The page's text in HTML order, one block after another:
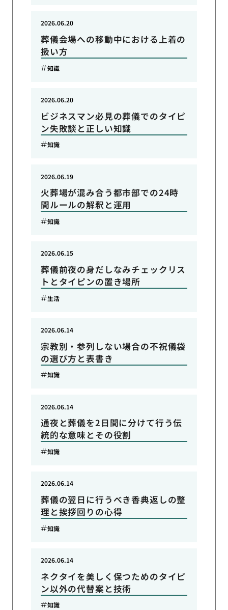
葬儀会場への移動中における上着の
扱い方
2026.06.20
知識
ビジネスマン必見の葬儀でのタイピ
ン失敗談と正しい知識
2026.06.20
知識
火葬場が混み合う都市部での24時
間ルールの解釈と運用
2026.06.19
知識
葬儀前夜の身だしなみチェックリス
トとタイピンの置き場所
2026.06.15
生活
宗教別・参列しない場合の不祝儀袋
の選び方と表書き
2026.06.14
知識
通夜と葬儀を2日間に分けて行う伝
統的な意味とその役割
2026.06.14
知識
葬儀の翌日に行うべき香典返しの整
理と挨拶回りの心得
2026.06.14
知識
ネクタイを美しく保つためのタイピ
ン以外の代替案と技術
2026.06.14
知識